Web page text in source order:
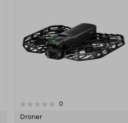
0
Droner